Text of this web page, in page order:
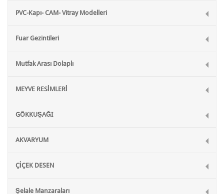
PVC-Kapı- CAM- Vitray Modelleri
Fuar Gezintileri
Mutfak Arası Dolaplı
MEYVE RESİMLERİ
GÖKKUŞAĞI
AKVARYUM
ÇİÇEK DESEN
Şelale Manzaraları